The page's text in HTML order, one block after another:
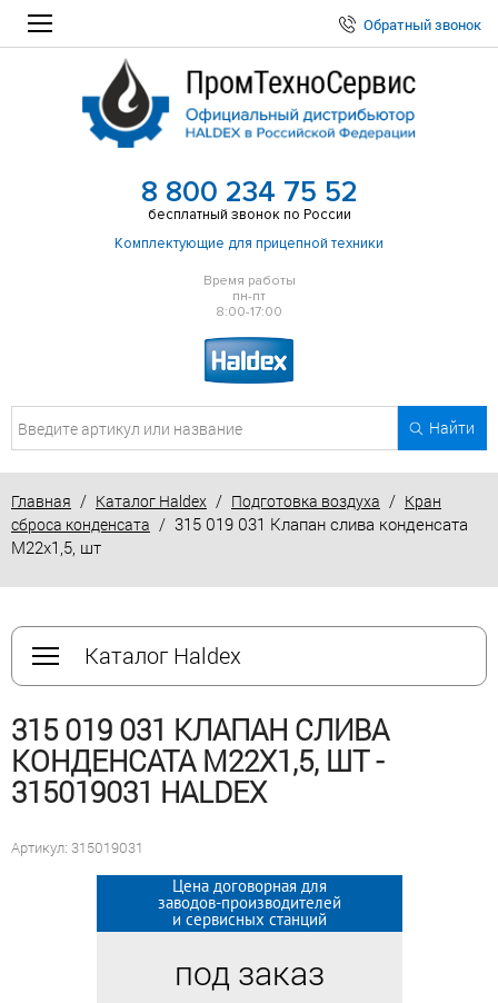
Обратный звонок
8 800 234 75 52
бесплатный звонок по России
Комплектующие для прицепной техники
Время работы
пн-пт
8:00-17:00
Найти
Главная / Каталог Haldex / Подготовка воздуха / Кран
сброса конденсата / 315 019 031 Клапан слива конденсата
М22х1,5, шт
Каталог Haldex
315 019 031 КЛАПАН СЛИВА
КОНДЕНСАТА М22Х1,5, ШТ -
315019031 HALDEX
Артикул: 315019031
Цена договорная для
заводов-производителей
и сервисных станций
под заказ
Цена договорная для
заводов-производителей
и сервисных станций
под заказ